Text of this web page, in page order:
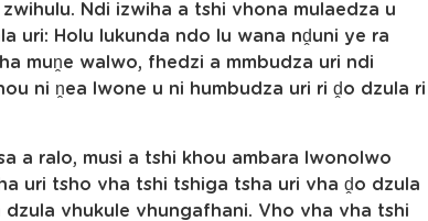
Ndi izwiha a tshi vhona mulaedza u
uri: Holu lukunda ndo lu wana nḓuni ye ra
muṋe walwo, fhedzi a mmbudza uri ndi
ni ṋea lwone u ni humbudza uri ri ḓo dzula ri
a ralo, musi a tshi khou ambara lwonolwo
uri tsho vha tshi tshiga tsha uri vha ḓo dzula
vhukule vhungafhani. Vho vha vha tshi